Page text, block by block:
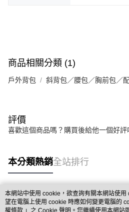
商品相關分類 (1)
戶外背包 斜背包／腰包／胸前包／
評價
喜歡這個商品嗎？購買後給他一個好評
本分類熱銷全站排行
熱門標籤
本網站中使用 cookie，欲查詢有關本網站使
望在電腦上使用 cookie 時應如何變更電腦的
權條款 」之 Cookie 聲明。您繼續使用本網站